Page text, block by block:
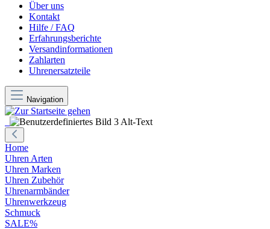
Über uns
Kontakt
Hilfe / FAQ
Erfahrungsberichte
Versandinformationen
Zahlarten
Uhrenersatzteile
Navigation
Home
Uhren Arten
Uhren Marken
Uhren Zubehör
Uhrenarmbänder
Uhrenwerkzeug
Schmuck
SALE%